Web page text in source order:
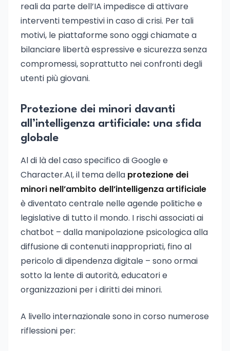
reali da parte dell’IA impedisce di attivare
interventi tempestivi in caso di crisi. Per tali
motivi, le piattaforme sono oggi chiamate a
bilanciare libertà espressive e sicurezza senza
compromessi, soprattutto nei confronti degli
utenti più giovani.
Protezione dei minori davanti
all’intelligenza artificiale: una sfida
globale
Al di là del caso specifico di Google e
Character.AI, il tema della protezione dei
minori nell’ambito dell’intelligenza artificiale
è diventato centrale nelle agende politiche e
legislative di tutto il mondo. I rischi associati ai
chatbot – dalla manipolazione psicologica alla
diffusione di contenuti inappropriati, fino al
pericolo di dipendenza digitale – sono ormai
sotto la lente di autorità, educatori e
organizzazioni per i diritti dei minori.
A livello internazionale sono in corso numerose
riflessioni per: